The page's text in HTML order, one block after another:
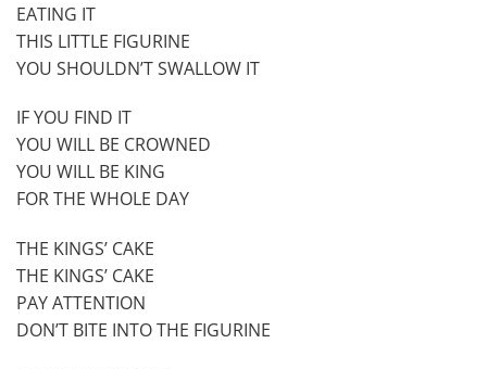
EATING IT
THIS LITTLE FIGURINE
YOU SHOULDN’T SWALLOW IT
IF YOU FIND IT
YOU WILL BE CROWNED
YOU WILL BE KING
FOR THE WHOLE DAY
THE KINGS’ CAKE
THE KINGS’ CAKE
PAY ATTENTION
DON’T BITE INTO THE FIGURINE